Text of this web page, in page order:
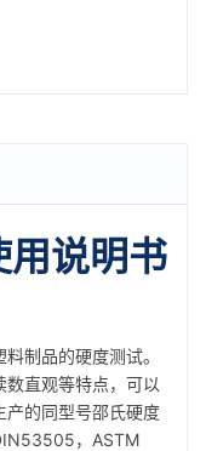
说明书
制品的硬度测试。
直观等特点，可以
产的同型号邵氏硬度
，ASTM